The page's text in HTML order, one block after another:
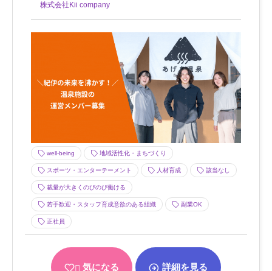
株式会社Kii company
well-being 地域活性化・まちづくり
スポーツ・エンターテーメント 人材育成 該当なし
裁量が大きくのびのび働ける
若手歓迎・スタッフ育成意欲のある組織 副業OK
正社員
気になる 詳細を見る